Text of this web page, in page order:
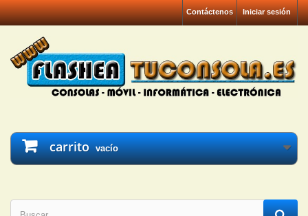
Iniciar sesión
Contáctenos
carrito vacío